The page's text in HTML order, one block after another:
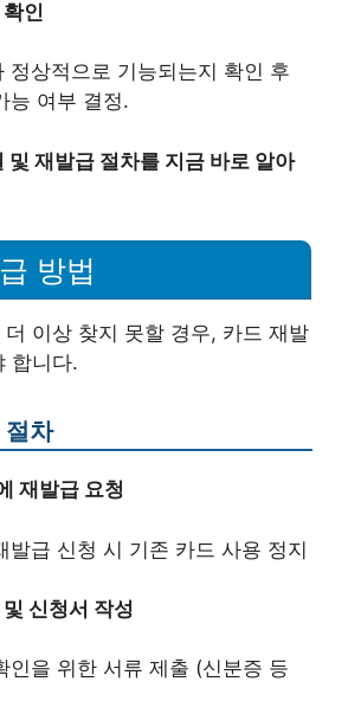
인
정상적으로 기능되는지 확인 후
능 여부 결정.
및 재발급 절차를 지금 바로 알아
방법
이상 찾지 못할 경우, 카드 재발
합니다.
절차
재발급 요청
발급 신청 시 기존 카드 사용 정지
신청서 작성
인을 위한 서류 제출 (신분증 등